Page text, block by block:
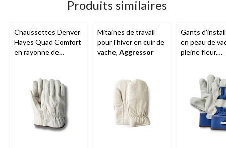
Produits similaires
Chaussettes Denver
Hayes Quad Comfort
en rayonne de
2 paires
Mitaines de travail
pour l'hiver en cuir de
vache, Aggressor
Gants
en peau de
pleine fleur,